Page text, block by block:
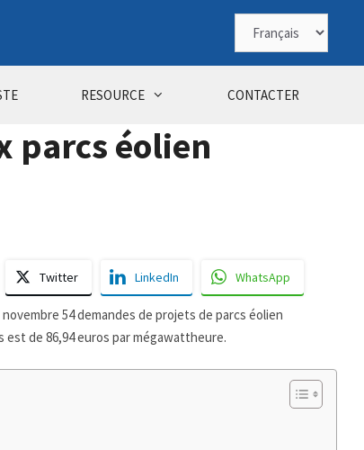
Choisir
une
langue
RESOURCE CONTACTER
parcs éolien
Twitter LinkedIn WhatsApp
54 demandes de projets de parcs éolien
de 86,94 euros par mégawattheure.